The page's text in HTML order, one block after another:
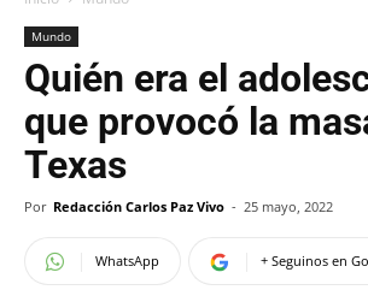
Mundo
Quién era el
que provocó la
Texas
Por Redacción Carlos Paz Vivo - 25 mayo, 2022
WhatsApp + Seguinos en